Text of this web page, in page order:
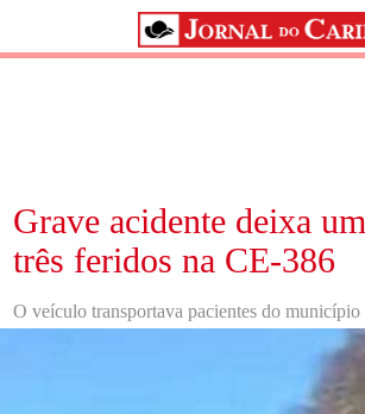
Grave acidente deixa
três feridos na CE-386
O veículo transportava pacientes do